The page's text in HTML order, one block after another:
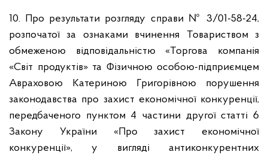
10. Про результати розгляду справи № 3/01-58-24,
розпочатої за ознаками вчинення Товариством з
обмеженою відповідальністю «Торгова компанія
«Світ продуктів» та Фізичною особою-підприємцем
Авраховою Катериною Григорівною порушення
законодавства про захист економічної конкуренції,
передбаченого пунктом 4 частини другої статті 6
Закону України «Про захист економічної
конкуренції», у вигляді антиконкурентних